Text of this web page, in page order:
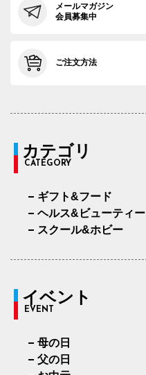
メールマガジン
会員募集中
ご注文方法
カテゴリ
CATEGORY
ギフト&フード
ヘルス&ビューティー
スクール&ホビー
イベント
EVENT
母の日
父の日